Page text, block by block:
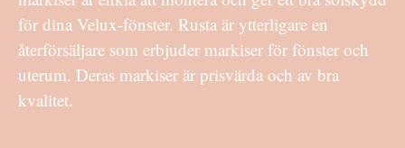
för dina Velux-fönster. Rusta är ytterligare en
återförsäljare som erbjuder markiser för fönster och
uterum. Deras markiser är prisvärda och av bra
kvalitet.